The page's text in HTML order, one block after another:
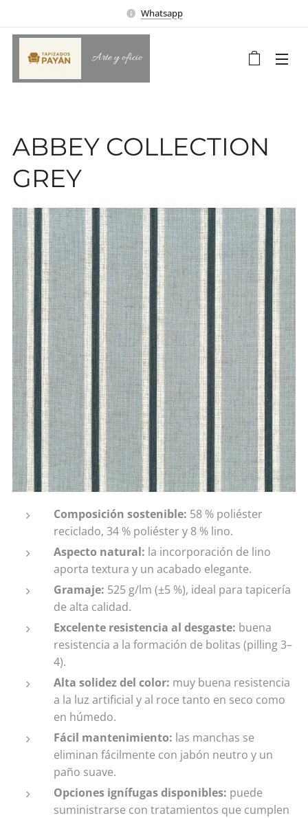
Whatsapp
Arte y oficio
ABBEY COLLECTION
GREY
Composición sostenible: 58 % poliéster
reciclado, 34 % poliéster y 8 % lino.
Aspecto natural: la incorporación de lino
aporta textura y un acabado elegante.
Gramaje: 525 g/lm (±5 %), ideal para tapicería
de alta calidad.
Excelente resistencia al desgaste: buena
resistencia a la formación de bolitas (pilling 3–
4).
Alta solidez del color: muy buena resistencia
a la luz artificial y al roce tanto en seco como
en húmedo.
Fácil mantenimiento: las manchas se
eliminan fácilmente con jabón neutro y un
paño suave.
Opciones ignífugas disponibles: puede
suministrarse con tratamientos que cumplen